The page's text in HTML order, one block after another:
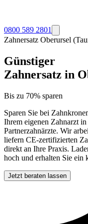
0800 589 2801
Zahnersatz Oberursel
Günstiger
Zahnersatz in
Bis zu 70% sparen
Sparen Sie bei
Ihrem eigenen Zahnarzt in
Partnerzahnärzte. Wir
liefern CE-zertifizierten
direkt an Ihre Praxis.
hoch und erhalten Sie ein
Jetzt beraten lassen